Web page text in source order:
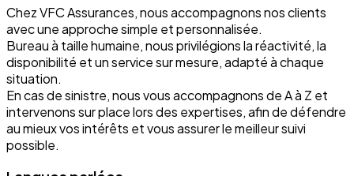
Chez VFC Assurances, nous accompagnons nos clients
avec une approche simple et personnalisée.
Bureau à taille humaine, nous privilégions la réactivité, la
disponibilité et un service sur mesure, adapté à chaque
situation.
En cas de sinistre, nous vous accompagnons de A à Z et
intervenons sur place lors des expertises, afin de défendre
au mieux vos intérêts et vous assurer le meilleur suivi
possible.